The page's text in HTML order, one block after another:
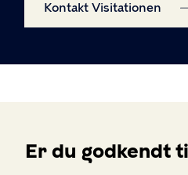
Kontakt Visitationen
Er du godkendt